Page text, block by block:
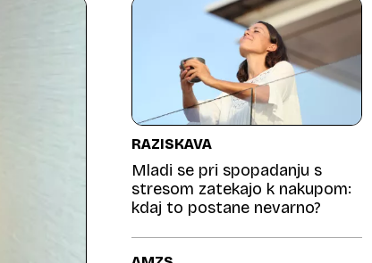
RAZISKAVA
Mladi se pri spopadanju s
stresom zatekajo k nakupom:
kdaj to postane nevarno?